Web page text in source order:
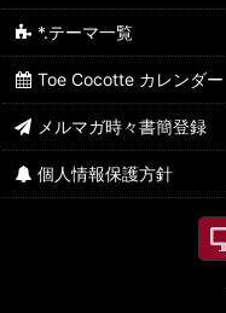
*.テーマ一覧
Toe Cocotte カレンダー
メルマガ時々書簡登録
個人情報保護方針